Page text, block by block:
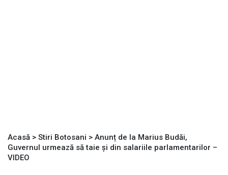
Acasă > Stiri Botosani > Anunț de la Marius Budăi,
Guvernul urmează să taie și din salariile parlamentarilor –
VIDEO